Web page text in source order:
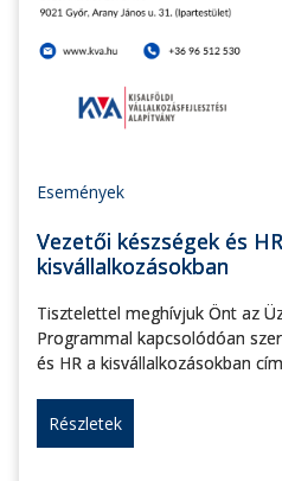
Események
Vezetői készségek és
kisvállalkozásokban
Tisztelettel meghívjuk Önt az
Programmal kapcsolódóan
és HR a kisvállalkozásokban
Részletek